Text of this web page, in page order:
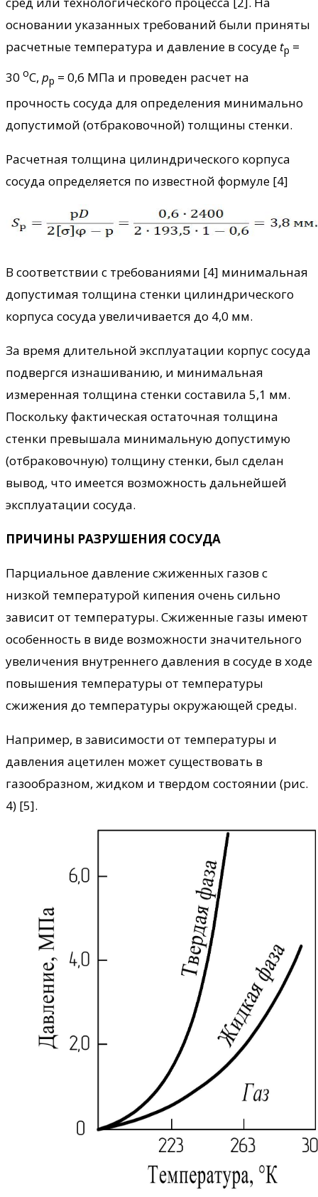
основании указанных требований были приняты
расчетные температура и давление в сосуде tp =
30 oC, рp = 0,6 МПа и проведен расчет на
прочность сосуда для определения минимально
допустимой (отбраковочной) толщины стенки.
Расчетная толщина цилиндрического корпуса
сосуда определяется по известной формуле [4]
В соответствии с требованиями [4] минимальная
допустимая толщина стенки цилиндрического
корпуса сосуда увеличивается до 4,0 мм.
За время длительной эксплуатации корпус сосуда
подвергся изнашиванию, и минимальная
измеренная толщина стенки составила 5,1 мм.
Поскольку фактическая остаточная толщина
стенки превышала минимальную допустимую
(отбраковочную) толщину стенки, был сделан
вывод, что имеется возможность дальнейшей
эксплуатации сосуда.
ПРИЧИНЫ РАЗРУШЕНИЯ СОСУДА
Парциальное давление сжиженных газов с
низкой температурой кипения очень сильно
зависит от температуры. Сжиженные газы имеют
особенность в виде возможности значительного
увеличения внутреннего давления в сосуде в ходе
повышения температуры от температуры
сжижения до температуры окружающей среды.
Например, в зависимости от температуры и
давления ацетилен может существовать в
газообразном, жидком и твердом состоянии (рис.
4) [5].